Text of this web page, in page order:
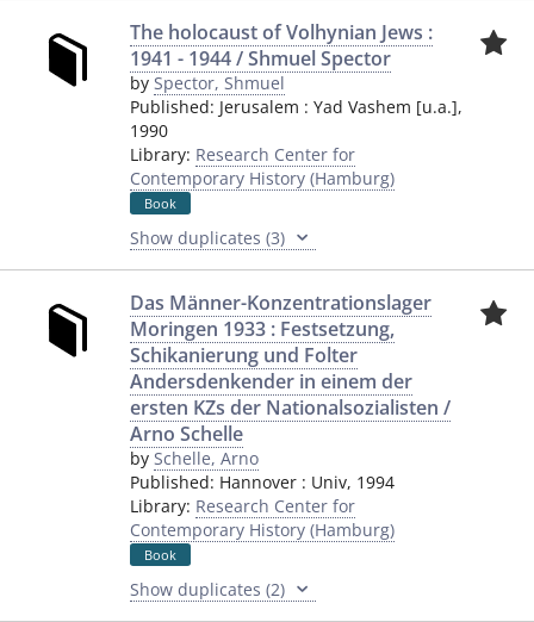
The holocaust of Volhynian Jews :
1941 - 1944 / Shmuel Spector
by Spector, Shmuel
Published: Jerusalem : Yad Vashem [u.a.],
1990
Library: Research Center for
Contemporary History (Hamburg)
Book
Show duplicates (3)
Das Männer-Konzentrationslager
Moringen 1933 : Festsetzung,
Schikanierung und Folter
Andersdenkender in einem der
ersten KZs der Nationalsozialisten /
Arno Schelle
by Schelle, Arno
Published: Hannover : Univ, 1994
Library: Research Center for
Contemporary History (Hamburg)
Book
Show duplicates (2)